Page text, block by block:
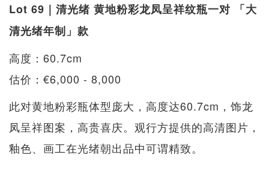
Lot 69｜清光绪 黄地粉彩龙凤呈祥纹瓶一对 「大
清光绪年制」款
高度：60.7cm
估价：€6,000 - 8,000
此对黄地粉彩瓶体型庞大，高度达60.7cm，饰龙
凤呈祥图案，高贵喜庆。观行方提供的高清图片，
釉色、画工在光绪朝出品中可谓精致。